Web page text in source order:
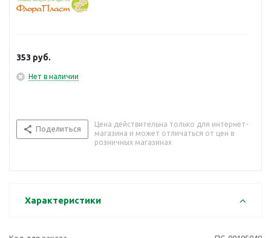
353 руб.
Нет в наличии
Поделиться
Цена действительна только для интернет-
магазина и может отличаться от цен в
розничных магазинах
Характеристики